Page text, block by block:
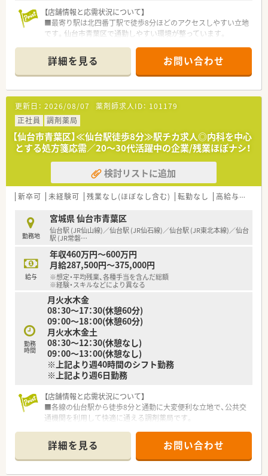
ながらのびのびと自分らしく働きたい方にぴったりです。
【店舗情報と応需状況について】
■最寄り駅は北四番丁駅で徒歩8分ほどのアクセスしやすい立地
です。仙台市青葉区で通勤しやすい環境が整っています。
箋を受け付けており様々な症例を学ぶことが可能です。
■薬剤師は常勤1名とパート2名が在籍し、医療事務2名とともに
コミュニケーションを重ねて協力し合える環境を整えていま
す。
【募集背景と求める人物像について】
■事業拡大と体制強化に伴い、調剤業務に対応していただける正
社員の薬剤師を新しく増員募集することとなりました。
■20代から30代の若手世代が活躍している環境です！これまで
のご経験を活かして新しい挑戦をしたい方を積極的にお迎えい
たします。
■患者様に対して親身に応対でき、新しい知識やスキルの習得に
対して意欲的に取り組める方を求めていらっしゃいます。
■総合病院門前の処方から本格的な漢方調剤まで幅広く経験を
積むことで、専門性の高い薬剤師へと成長できます。
■将来的に新規店舗の立ち上げ業務や薬局の管理業務に挑戦す
るなど、キャリアの選択肢を広げることが可能です。
■かかりつけ薬剤師としての経験を深めながら、地域医療に貢献
するスペシャリストとしての道を歩むことができます。
■調剤薬局事業の運営をはじめとして、不動産部門など幅広い事
業展開を行っている安定した基盤を持つ企業様です。
■仙台市内を中心に積極的な店舗展開を予定しており、今後も地
域に密着した医療サービスの提供を目指されています。
■従業員一人ひとりを大切にする社風があり、定期的な面談を実
施して悩みやキャリアについて相談できる体制があります。
詳細を見る お問い合わせ
更新日： 2026/08/07 薬剤師求人ID： 101179
正社員
調剤薬局
【仙台市青葉区】≪仙台駅徒歩8分≫駅チカ求人◎内科を中心
とする処方箋応需／20〜30代活躍中の企業/残業ほぼナシ！
検討リストに追加
新卒可 未経験可 残業なし(ほぼなし含む) 転勤なし 高給与(600万円以上)
勤務地
宮城県 仙台市青葉区
仙台駅 (JR仙山線)／仙台駅 (JR仙石線)／仙台駅 (JR東北本線)／仙台
駅 (JR常磐…
給与
年収460万円～600万円
月給287,500円～375,000円
※想定・平均残業、各種手当を含んだ総額
※経験・スキルなどにより異なる
勤務
時間
月火水木金
08：30～17：30(休憩60分)
09：00～18：00(休憩60分)
月火水木金土
08：30～12：30(休憩なし)
09：00～13：00(休憩なし)
※上記より週40時間のシフト勤務
※上記より週6日勤務
【店舗情報と応需状況について】
■各線の仙台駅から徒歩8分と通勤に大変便利な立地で、公共交
通機関を利用して快適に通える調剤薬局です。
ており、丁寧な対応ができる業務量となります。
■薬剤師は常勤2名とパート1名が在籍しており、事務スタッフ2
名とともに協力し合いながら勤務しています。
詳細を見る お問い合わせ